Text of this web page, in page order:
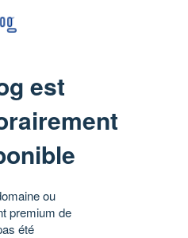
est
ou
premium de
été